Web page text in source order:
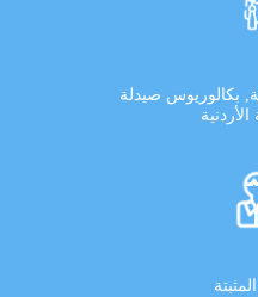
بكالوريوس صيدلة